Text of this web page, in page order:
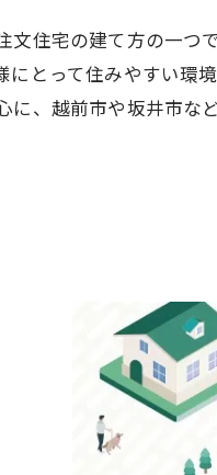
文住宅の建て方の一つ
にとって住みやすい環
に、越前市や坂井市な